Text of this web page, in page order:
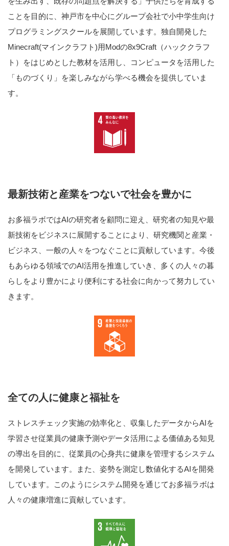
ことを目的に、神戸市を中心にグループ会社で小中学生向け
プログラミングスクールを展開しています。独自開発した
Minecraft(マインクラフト)用Modの8x9Craft（ハッククラフ
ト）をはじめとした教材を活用し、コンピュータを活用した
「ものづくり」を楽しみながら学べる機会を提供していま
す。
最新技術と産業をつないで社会を豊かに
お多福ラボではAIの研究者を顧問に迎え、研究者の知見や最
新技術をビジネスに展開することにより、研究機関と産業・
ビジネス、一般の人々をつなぐことに貢献しています。今後
もあらゆる領域でのAI活用を推進していき、多くの人々の暮
らしをより豊かにより便利にする社会に向かって努力してい
きます。
全ての人に健康と福祉を
ストレスチェック実施の効率化と、収集したデータからAIを
学習させ従業員の健康予測やデータ活用による価値ある知見
の導出を目的に、従業員の心身共に健康を管理するシステム
を開発しています。また、姿勢を測定し数値化するAIを開発
しています。このようにシステム開発を通じてお多福ラボは
人々の健康増進に貢献しています。